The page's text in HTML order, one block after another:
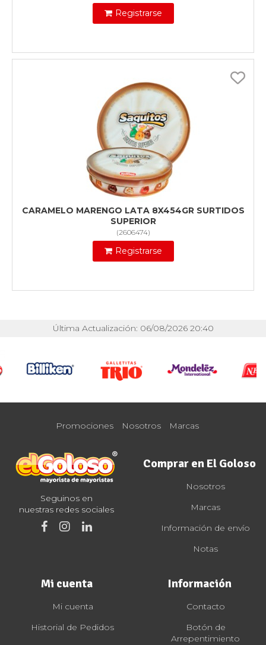
Registrarse
CARAMELO MARENGO LATA 8X454GR SURTIDOS
SUPERIOR
(2606474)
Registrarse
Última Actualización: 06/08/2026 20:40
Promociones Nosotros Marcas
Seguinos en
nuestras redes sociales
Comprar en El Goloso
Nosotros
Marcas
Información de envío
Notas
Mi cuenta
Mi cuenta
Historial de Pedidos
Información
Contacto
Botón de
Arrepentimiento